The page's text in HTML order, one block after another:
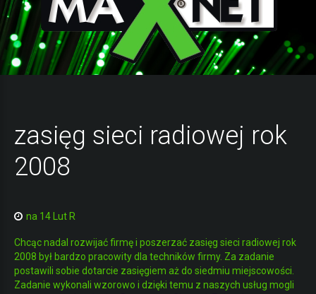
zasięg sieci radiowej rok
2008
na 14 Lut R
Chcąc nadal rozwijać firmę i poszerzać zasięg sieci radiowej rok
2008 był bardzo pracowity dla techników firmy. Za zadanie
postawili sobie dotarcie zasięgiem aż do siedmiu miejscowości.
Zadanie wykonali wzorowo i dzięki temu z naszych usług mogli